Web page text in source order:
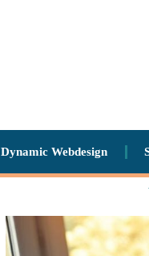
Dynamic Webdesign